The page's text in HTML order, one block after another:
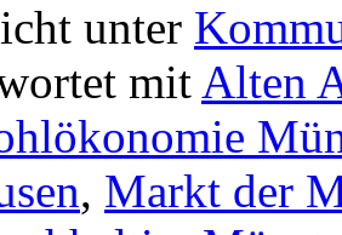
unter
mit Alten
, Markt der